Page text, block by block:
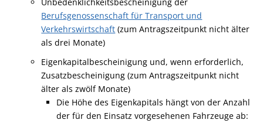
Berufsgenossenschaft für Transport und
Verkehrswirtschaft (zum Antragszeitpunkt nicht älter
als drei Monate)
Eigenkapitalbescheinigung und, wenn erforderlich,
Zusatzbescheinigung (zum Antragszeitpunkt nicht
älter als zwölf Monate)
Die Höhe des Eigenkapitals hängt von der Anzahl
der für den Einsatz vorgesehenen Fahrzeuge ab: